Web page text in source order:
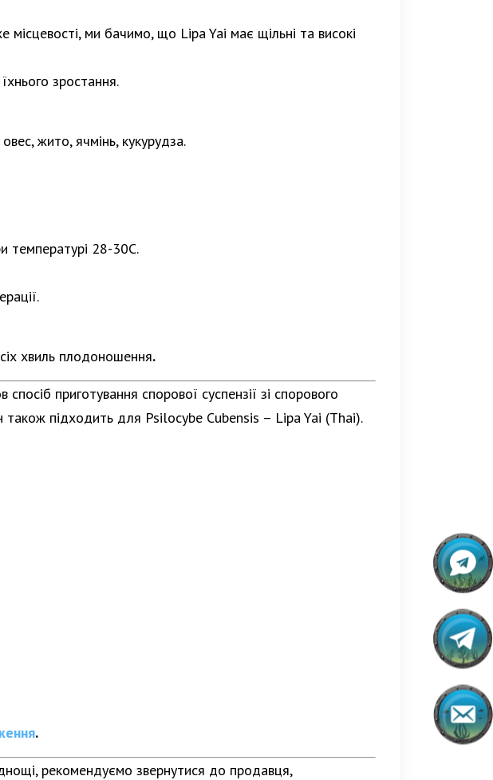
місцевості, ми бачимо, що Lipa Yai має щільні та високі
зростання.
жито, ячмінь, кукурудза.
температурі 28-30С.
хвиль плодоношення.
приготування спорової суспензії зі спорового
також підходить для Psilocybe Cubensis – Lipa Yai (Thai).
.
рекомендуємо звернутися до продавця,